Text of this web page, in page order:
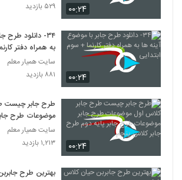
۰۰:۲۴
۵۲۹ بازدید
۰۰:۲۴
۳۴- دانلود طرح
به همراه دفتر
سایت همیار معلم
۸۸۱ بازدید
۰۰:۲۴
طرح جابر چیست
موضوعات طرح
جابر پایه دوم
سایت همیار معلم
۱,۲۱۳ بازدید
بهترین طرح